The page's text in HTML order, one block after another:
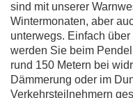
sind mit unserer
Wintermonaten, aber
unterwegs. Einfach
werden Sie beim
rund 150 Metern bei
Dämmerung oder im
Verkehrsteilnehmern